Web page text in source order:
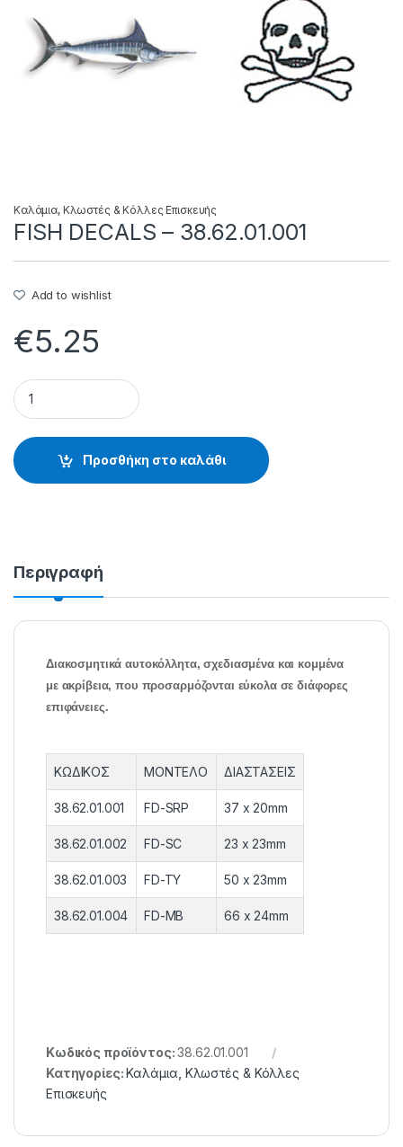
Καλάμια, Κλωστές & Κόλλες Επισκευής
FISH DECALS – 38.62.01.001
Add to wishlist
€5.25
FISH DECALS - 38.62.01.001 quantity
Προσθήκη στο καλάθι
Περιγραφή
Διακοσμητικά αυτοκόλλητα, σχεδιασμένα και κομμένα
με ακρίβεια, που προσαρμόζονται εύκολα σε διάφορες
επιφάνειες.
ΚΩΔΙΚΟΣ ΜΟΝΤΕΛΟ ΔΙΑΣΤΑΣΕΙΣ
38.62.01.001 FD-SRP 37 x 20mm
38.62.01.002 FD-SC 23 x 23mm
38.62.01.003 FD-TY 50 x 23mm
38.62.01.004 FD-MB 66 x 24mm
Κωδικός προϊόντος:38.62.01.001
Κατηγορίες:Καλάμια ,Κλωστές & Κόλλες
Επισκευής